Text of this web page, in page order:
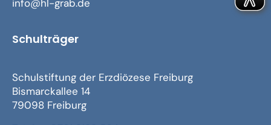
info@hl-grab.de
Schulträger
Schulstiftung der Erzdiözese Freiburg
Bismarckallee 14
79098 Freiburg